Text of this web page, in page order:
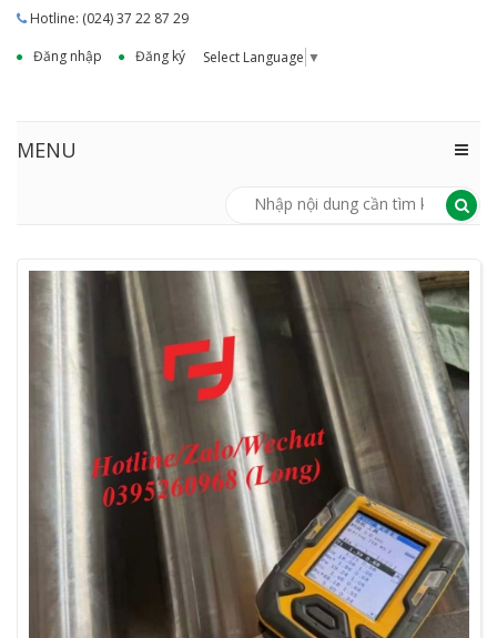
Hotline: (024) 37 22 87 29
Đăng nhập
Đăng ký Select Language ▼
MENU